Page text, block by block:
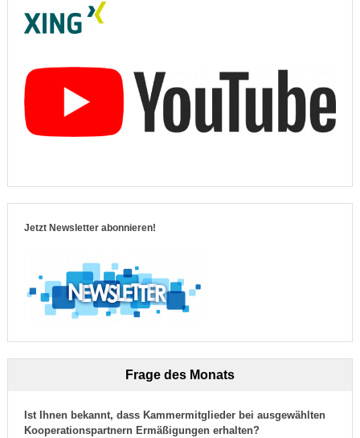
Jetzt Newsletter abonnieren!
Frage des Monats
Ist Ihnen bekannt, dass Kammermitglieder bei ausgewählten
Kooperationspartnern Ermäßigungen erhalten?